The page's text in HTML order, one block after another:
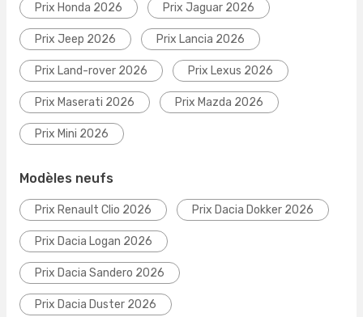
Prix Honda 2026 Prix Jaguar 2026
Prix Jeep 2026 Prix Lancia 2026
Prix Land-rover 2026 Prix Lexus 2026
Prix Maserati 2026 Prix Mazda 2026
Prix Mini 2026
Modèles neufs
Prix Renault Clio 2026 Prix Dacia Dokker 2026
Prix Dacia Logan 2026
Prix Dacia Sandero 2026
Prix Dacia Duster 2026